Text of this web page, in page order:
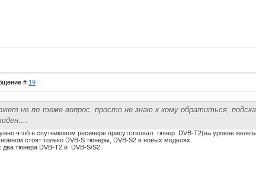
# 19
не по теме вопрос, просто не знаю к кому обратиться,
чтоб в спутниковом ресивере присутствовал тюнер DVB-T2(на уровне
стоят только DVB-S тюнеры, DVB-S2 в новых моделях.
тюнера DVB-T2 и DVB-S/S2.